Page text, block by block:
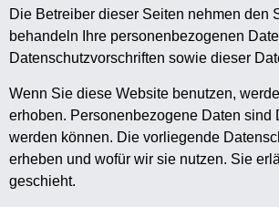
Die Betreiber dieser Seiten nehmen den
behandeln Ihre personenbezogenen
Datenschutzvorschriften sowie dieser
Wenn Sie diese Website benutzen,
erhoben. Personenbezogene Daten
werden können. Die vorliegende
erheben und wofür wir sie nutzen. Sie
geschieht.